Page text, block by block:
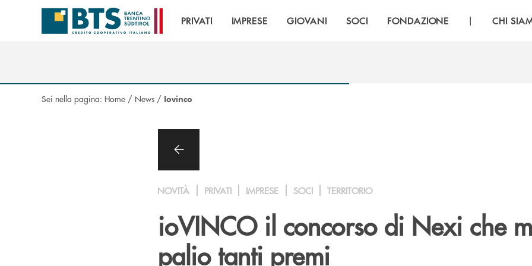
Salta al contenuto principale
PRIVATI IMPRESE GIOVANI SOCI FONDAZIONE | CHI
Sei nella pagina: Home / News / Iovinco
NOVITÀ PRIVATI IMPRESE SOCI TERRITORIO
ioVINCO il concorso di Nexi che
palio tanti premi